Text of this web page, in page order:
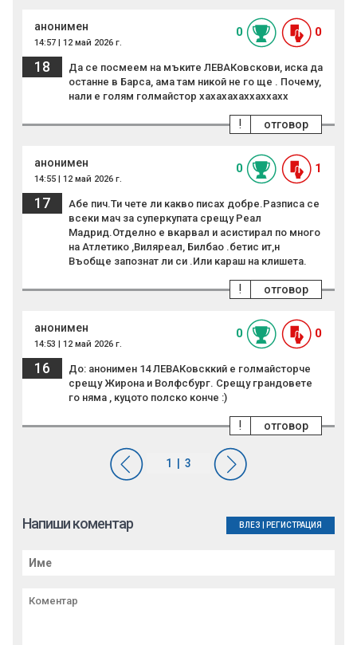
анонимен
14:57 | 12 май 2026 г.
0 0
18
Да се посмеем на мъките ЛЕВАКовскови, иска да
останне в Барса, ама там никой не го ще . Почему,
нали е голям голмайстор хахахахаххаххахх
отговор
!
анонимен
14:55 | 12 май 2026 г.
0 1
17
Абе пич.Ти чете ли какво писах добре.Разписа се
всеки мач за суперкупата срещу Реал
Мадрид.Отделно е вкарвал и асистирал по много
на Атлетико ,Виляреал, Билбао .бетис ит,н
Въобще запознат ли си .Или караш на клишета.
отговор
!
анонимен
14:53 | 12 май 2026 г.
0 0
16
До: анонимен 14 ЛЕВАКовсккий е голмайсторче
срещу Жирона и Волфсбург. Срещу грандовете
го няма , куцото полско конче :)
отговор
!
Напиши коментар ВЛЕЗ РЕГИСТРАЦИЯ